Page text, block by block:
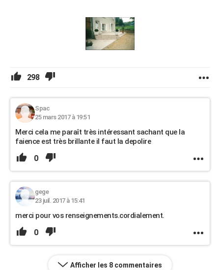
298
Spac
25 mars 2017 à 19:51
Merci cela me paraît très intéressant sachant que la
faience est très brillante il faut la depolire
0
gege
23 juil. 2017 à 15:41
merci pour vos renseignements.cordialement.
0
Afficher les 8 commentaires